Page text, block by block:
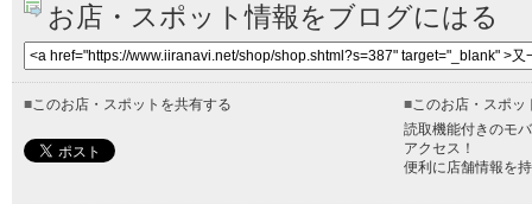
お店・スポット情報をブログにはる
■このお店・スポットを共有する ■このお店・スポッ
読取機能付きのモ
アクセス！
便利に店舗情報を